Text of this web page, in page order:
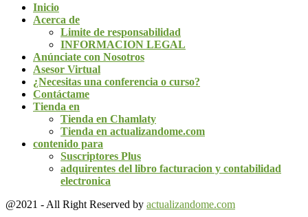
Inicio
Acerca de
Limite de responsabilidad
INFORMACION LEGAL
Anúnciate con Nosotros
Asesor Virtual
¿Necesitas una conferencia o curso?
Contáctame
Tienda en
Tienda en Chamlaty
Tienda en actualizandome.com
contenido para
Suscriptores Plus
adquirentes del libro facturacion y contabilidad
electronica
@2021 - All Right Reserved by actualizandome.com